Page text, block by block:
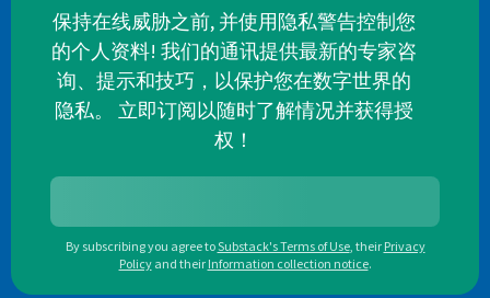
保持在线威胁之前, 并使用隐私警告控制您
的个人资料! 我们的通讯提供最新的专家咨
询、提示和技巧，以保护您在数字世界的
隐私。 立即订阅以随时了解情况并获得授
权！
By subscribing you agree toSubstack's Terms of Use, their Privacy
Policy and their Information collection notice.